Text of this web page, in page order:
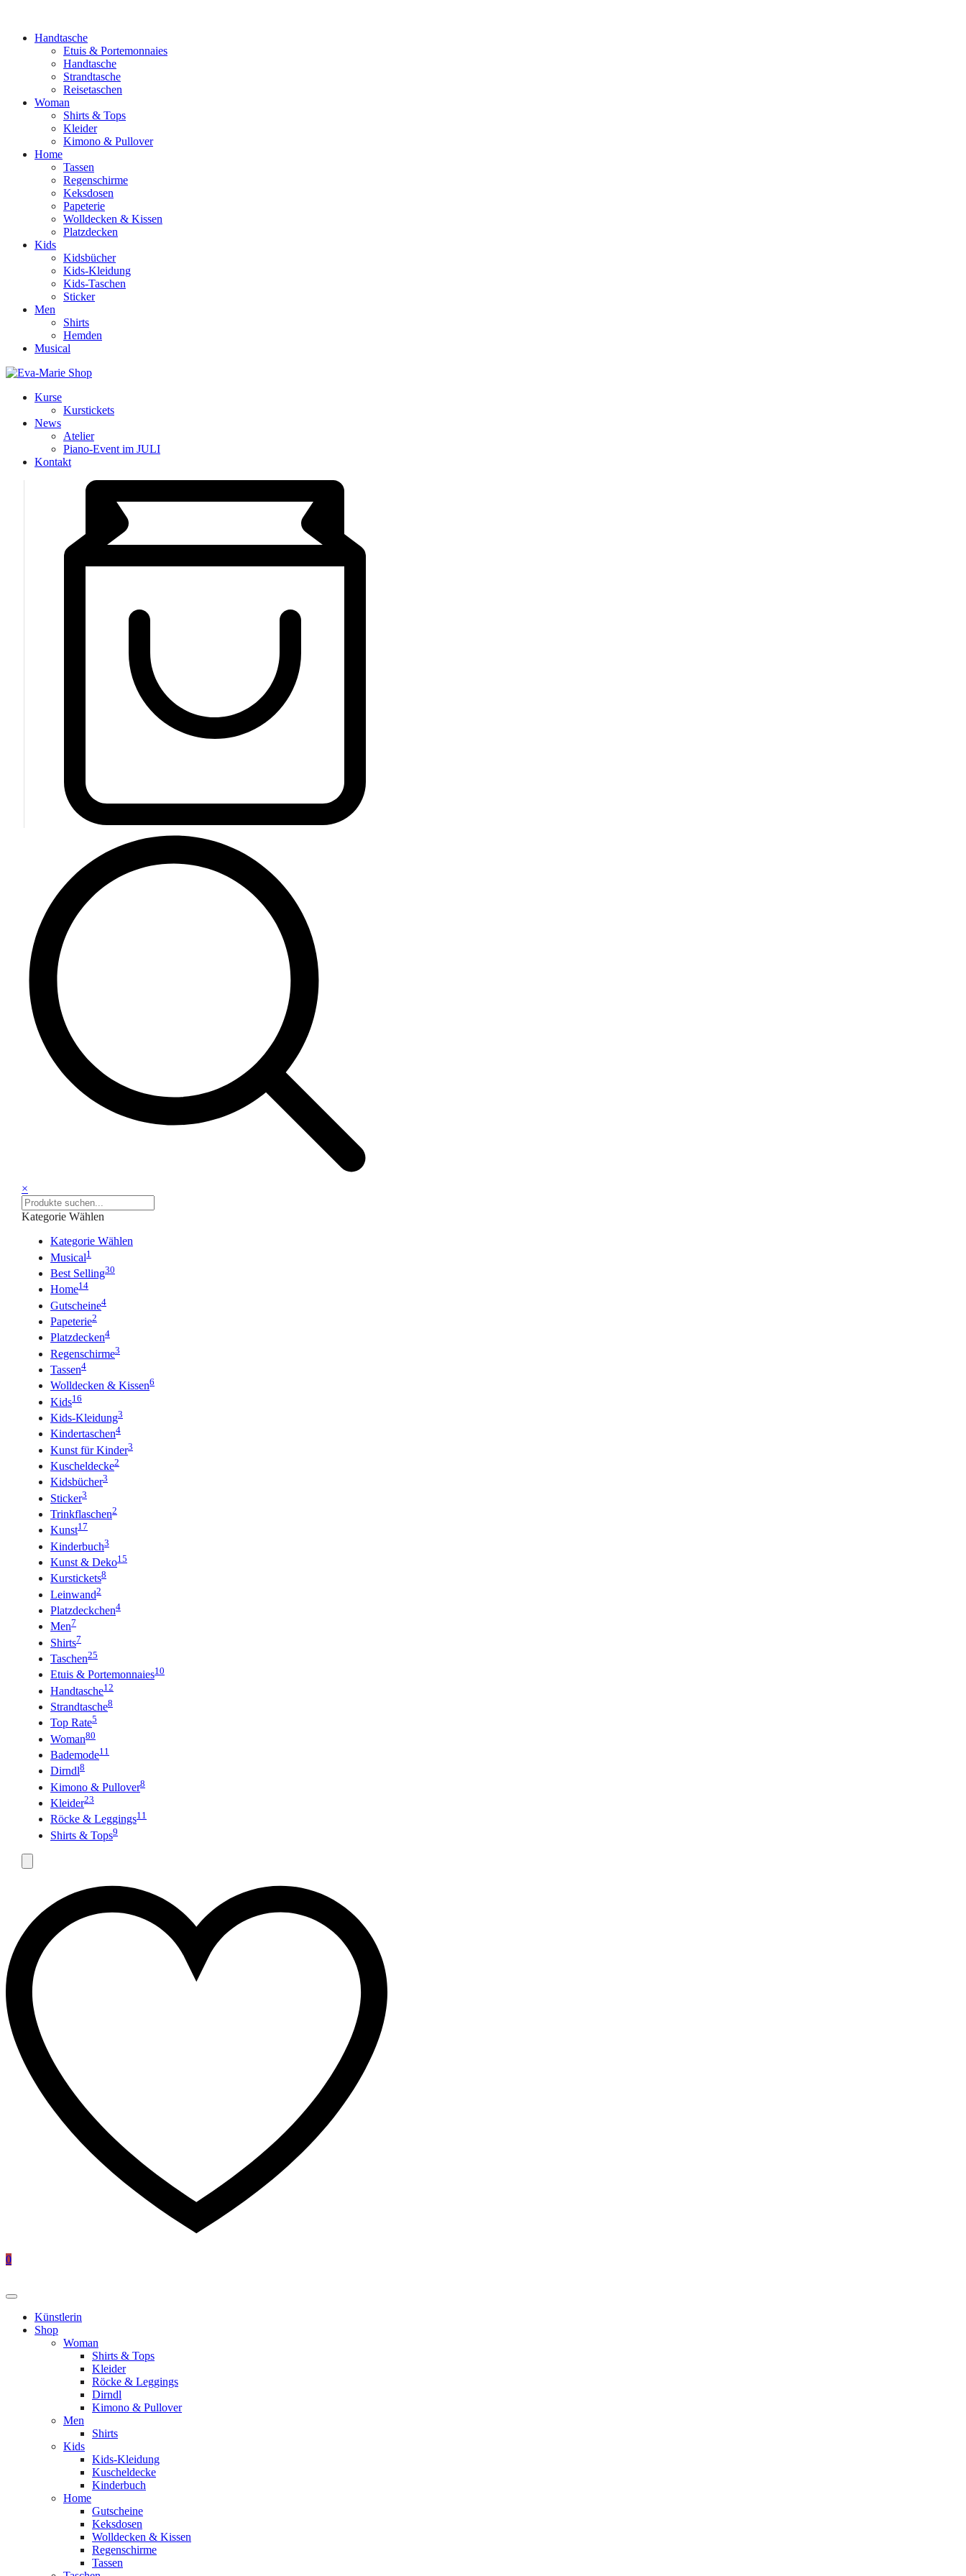
Handtasche
Etuis & Portemonnaies
Handtasche
Strandtasche
Reisetaschen
Woman
Shirts & Tops
Kleider
Kimono & Pullover
Home
Tassen
Regenschirme
Keksdosen
Papeterie
Wolldecken & Kissen
Platzdecken
Kids
Kidsbücher
Kids-Kleidung
Kids-Taschen
Sticker
Men
Shirts
Hemden
Musical
Kurse
Kurstickets
News
Atelier
Piano-Event im JULI
Kontakt
×
Kategorie Wählen
Kategorie Wählen
Musical1
Best Selling30
Home14
Gutscheine4
Papeterie2
Platzdecken4
Regenschirme3
Tassen4
Wolldecken & Kissen6
Kids16
Kids-Kleidung3
Kindertaschen4
Kunst für Kinder3
Kuscheldecke2
Kidsbücher3
Sticker3
Trinkflaschen2
Kunst17
Kinderbuch3
Kunst & Deko15
Kurstickets8
Leinwand2
Platzdeckchen4
Men7
Shirts7
Taschen25
Etuis & Portemonnaies10
Handtasche12
Strandtasche8
Top Rate5
Woman80
Bademode11
Dirndl8
Kimono & Pullover8
Kleider23
Röcke & Leggings11
Shirts & Tops9
0
Künstlerin
Shop
Woman
Shirts & Tops
Kleider
Röcke & Leggings
Dirndl
Kimono & Pullover
Men
Shirts
Kids
Kids-Kleidung
Kuscheldecke
Kinderbuch
Home
Gutscheine
Keksdosen
Wolldecken & Kissen
Regenschirme
Tassen